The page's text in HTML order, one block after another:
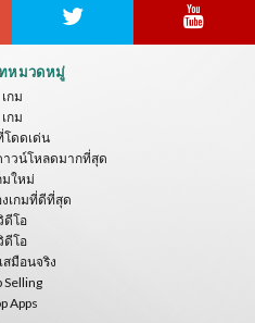
หมวดหมู่
เกม
เกม
โดดเด่น
วน์โหลดมากที่สุด
มใหม่
เกมที่ดีที่สุด
ดีโอ
ดีโอ
สมือนจริง
Selling
Apps